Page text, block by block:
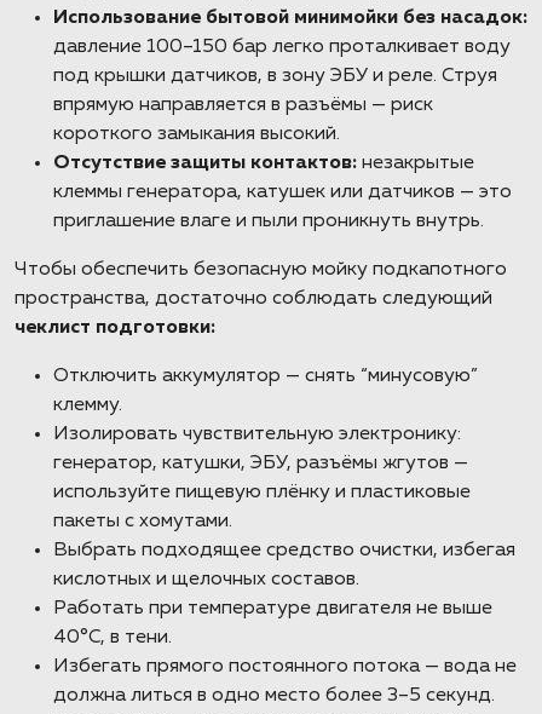
Использование бытовой минимойки без насадок:
давление 100–150 бар легко проталкивает воду
под крышки датчиков, в зону ЭБУ и реле. Струя
впрямую направляется в разъёмы — риск
короткого замыкания высокий.
Отсутствие защиты контактов: незакрытые
клеммы генератора, катушек или датчиков — это
приглашение влаге и пыли проникнуть внутрь.
Чтобы обеспечить безопасную мойку подкапотного
пространства, достаточно соблюдать следующий
чеклист подготовки:
Отключить аккумулятор — снять “минусовую”
клемму.
Изолировать чувствительную электронику:
генератор, катушки, ЭБУ, разъёмы жгутов —
используйте пищевую плёнку и пластиковые
пакеты с хомутами.
Выбрать подходящее средство очистки, избегая
кислотных и щелочных составов.
Работать при температуре двигателя не выше
40°C, в тени.
Избегать прямого постоянного потока — вода не
должна литься в одно место более 3–5 секунд.